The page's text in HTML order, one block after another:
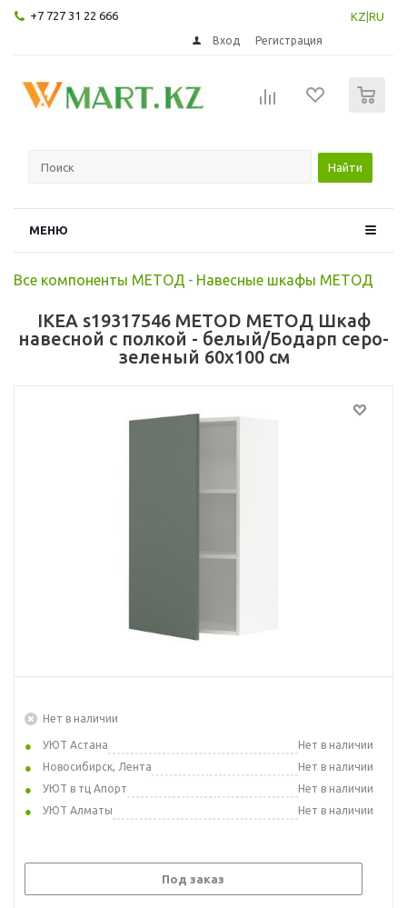
+7 727 31 22 666 KZ RU
Вход Регистрация
Найти
МЕНЮ
Все компоненты МЕТОД - Навесные шкафы МЕТОД
IKEA s19317546 METOD МЕТОД Шкаф
навесной с полкой - белый/Бодарп серо-
зеленый 60x100 см
Нет в наличии
УЮТ Астана
Нет в наличии
Новосибирск, Лента
Нет в наличии
УЮТ в тц Апорт
Нет в наличии
УЮТ Алматы
Нет в наличии
Под заказ